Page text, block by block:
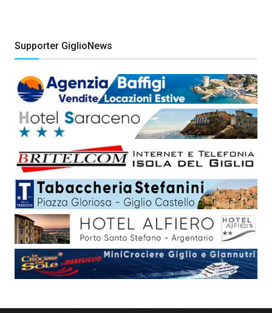
Supporter GiglioNews